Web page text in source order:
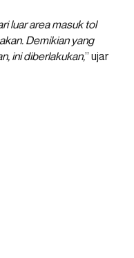
luar area masuk tol
Demikian yang
ini diberlakukan,” ujar